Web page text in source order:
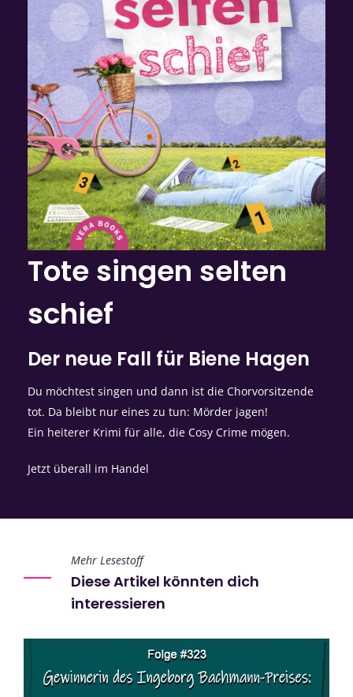
Tote singen selten
schief
Der neue Fall für Biene Hagen
Du möchtest singen und dann ist die Chorvorsitzende
tot. Da bleibt nur eines zu tun: Mörder jagen!
Ein heiterer Krimi für alle, die Cosy Crime mögen.
Jetzt überall im Handel
Mehr Lesestoff
Diese Artikel könnten dich
interessieren